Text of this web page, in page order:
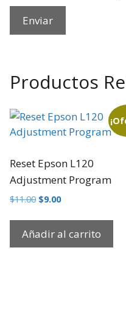
Productos
Reset Epson L120
Adjustment Program
$11.00 $9.00
Añadir al carrito